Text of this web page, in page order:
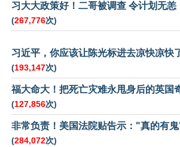
习大大政策好！二哥被调查 令计划无恙
(267,776次)
习近平，你应该让陈光标进去凉快凉快
(193,147次)
福大命大！把死亡灾难永甩身后的英国
(127,856次)
非常负责！美国法院贴告示："真的有
(284,072次)